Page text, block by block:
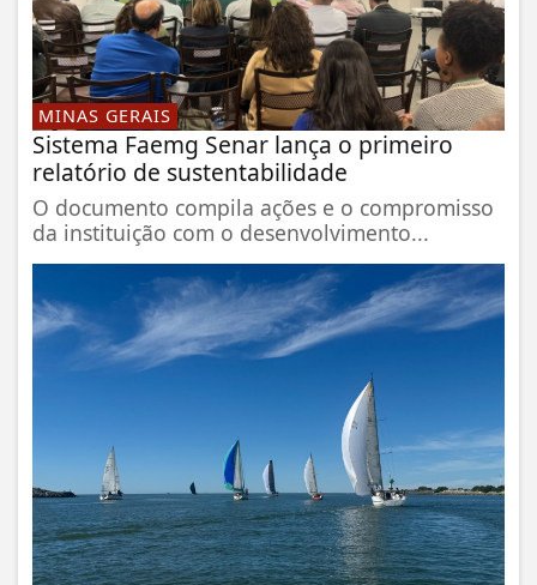
MINAS GERAIS
Sistema Faemg Senar lança o primeiro
relatório de sustentabilidade
O documento compila ações e o compromisso
da instituição com o desenvolvimento...